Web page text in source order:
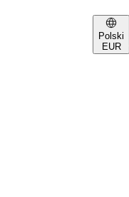
Polski
EUR